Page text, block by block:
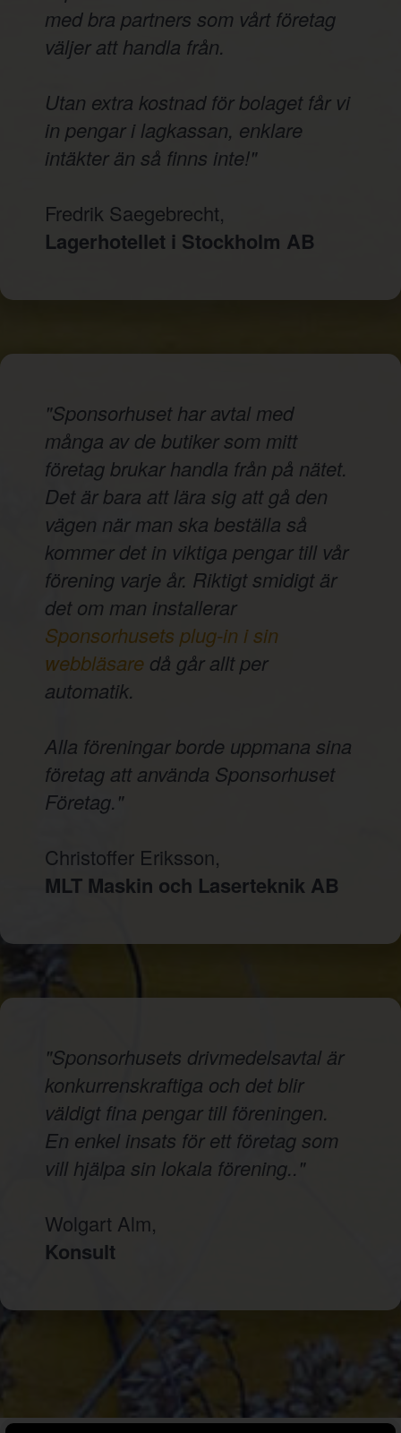
med bra partners som vårt företag
väljer att handla från.
Utan extra kostnad för bolaget får vi
in pengar i lagkassan, enklare
intäkter än så finns inte!"
Fredrik Saegebrecht,
Lagerhotellet i Stockholm AB
"Sponsorhuset har avtal med
många av de butiker som mitt
företag brukar handla från på nätet.
Det är bara att lära sig att gå den
vägen när man ska beställa så
kommer det in viktiga pengar till vår
förening varje år. Riktigt smidigt är
det om man installerar
Sponsorhusets plug-in i sin
webbläsare då går allt per
automatik.
Alla föreningar borde uppmana sina
företag att använda Sponsorhuset
Företag."
Christoffer Eriksson,
MLT Maskin och Laserteknik AB
"Sponsorhusets drivmedelsavtal är
konkurrenskraftiga och det blir
väldigt fina pengar till föreningen.
En enkel insats för ett företag som
vill hjälpa sin lokala förening.."
Wolgart Alm,
Konsult